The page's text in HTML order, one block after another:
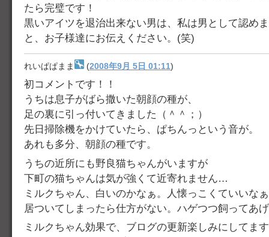
たら完璧です！
黒いアイツを退治出来ない男は、私は男として認め
と、お子様達にお伝えください。(笑)
れいぱぱまま (2008年9月 5日 01:11)
初コメントです！！
うちは息子がばら撒いた朝顔の種が、
足の裏に引っ付いてきました（＾＾；）
先日掃除機をかけていたら、ぱちんっという音が。
あれも多分、朝顔の種です。
うちの近所にも野良猫ちゃんがいますが
下町の猫ちゃんは気が強くて近寄れません…
ミルクちゃん、白いのかなぁ。人懐っこくていいなぁ
居ついてしまったら仕方がない。ハゲつつ飼ってあ
ミルクちゃん効果で、ブログの更新楽しみにしてま